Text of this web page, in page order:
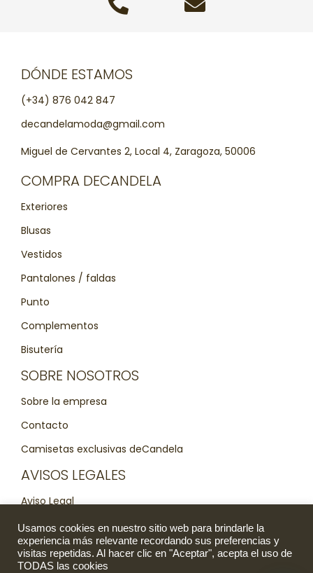
DÓNDE ESTAMOS
(+34) 876 042 847
decandelamoda@gmail.com
Miguel de Cervantes 2, Local 4, Zaragoza, 50006
COMPRA DECANDELA
Exteriores
Blusas
Vestidos
Pantalones / faldas
Punto
Complementos
Bisutería
SOBRE NOSOTROS
Sobre la empresa
Contacto
Camisetas exclusivas deCandela
AVISOS LEGALES
Aviso Legal
Política de Cookies
Política de Privacidad
Usamos cookies en nuestro sitio web para brindarle la
experiencia más relevante recordando sus preferencias y
visitas repetidas. Al hacer clic en "Aceptar", acepta el uso de
TODAS las cookies